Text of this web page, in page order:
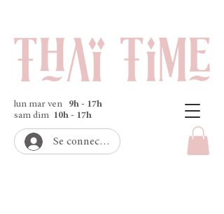
Se connecter
lun mar ven 9h - 17h
sam dim 10h - 17h